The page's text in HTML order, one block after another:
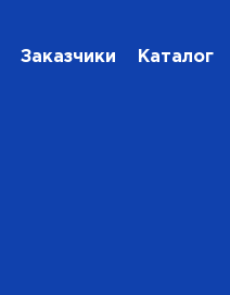
Заказчики Каталог